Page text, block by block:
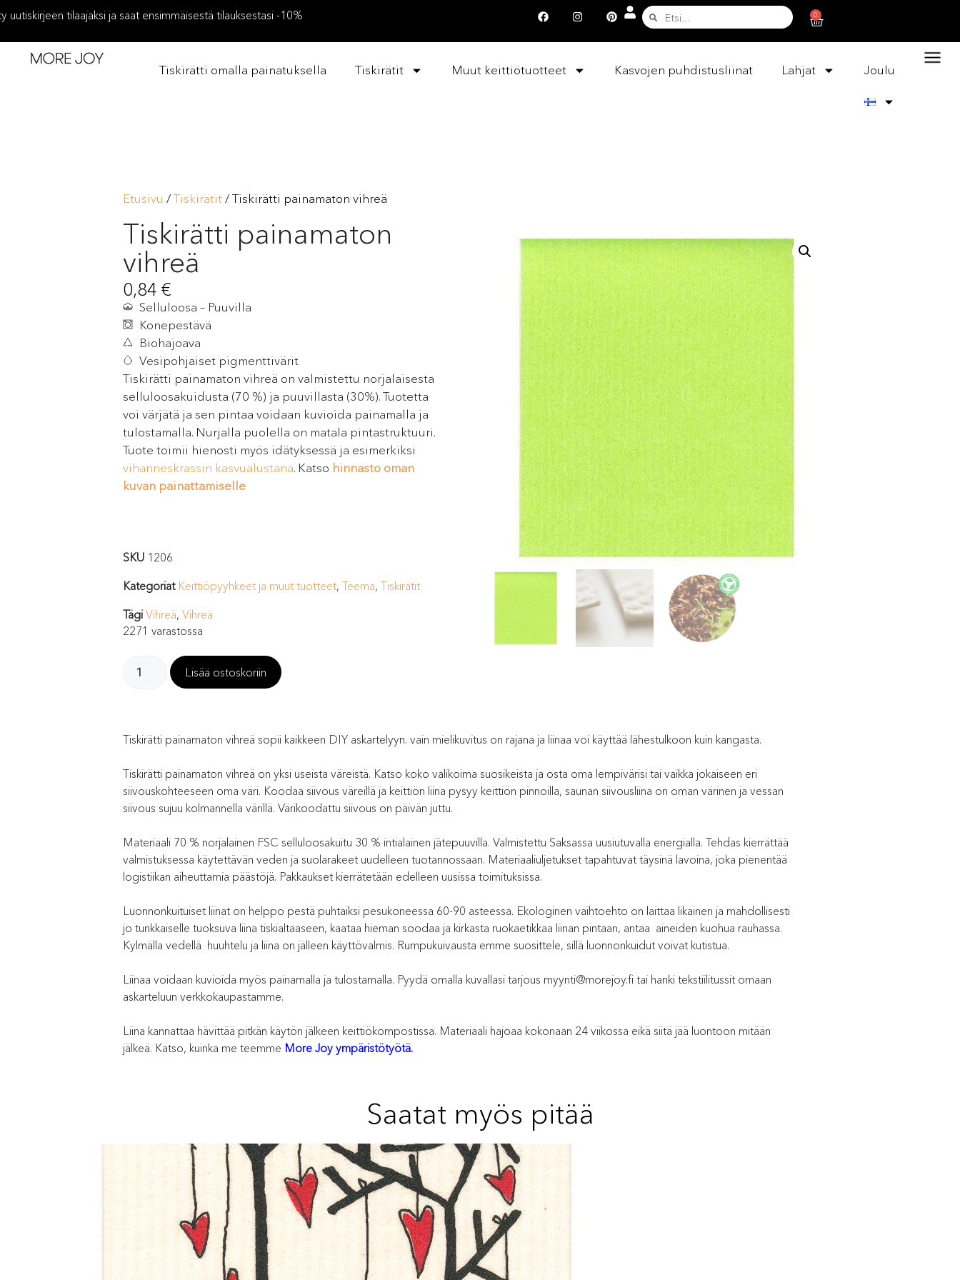
0
uutiskirjeen tilaajaksi ja saat ensimmäisestä tilauksestasi -10%
Tiskirätti omalla painatuksella Tiskirätit Muut keittiötuotteet Kasvojen puhdistusliinat Lahjat Joulu
Etusivu /Tiskirätit/ Tiskirätti painamaton vihreä
Tiskirätti painamaton
vihreä
0,84 €
Selluloosa – Puuvilla
Konepestävä
Biohajoava
Vesipohjaiset pigmenttivärit
Tiskirätti painamaton vihreä on valmistettu norjalaisesta
selluloosakuidusta (70 %) ja puuvillasta (30%). Tuotetta
voi värjätä ja sen pintaa voidaan kuvioida painamalla ja
tulostamalla. Nurjalla puolella on matala pintastruktuuri.
Tuote toimii hienosti myös idätyksessä ja esimerkiksi
vihanneskrassin kasvualustana. Katso hinnasto oman
kuvan painattamiselle
SKU 1206
Kategoriat Keittiöpyyhkeet ja muut tuotteet, Teema, Tiskirätit
Tägi Vihreä, Vihreä
2271 varastossa
Lisää ostoskoriin
Tiskirätti painamaton vihreä sopii kaikkeen DIY askartelyyn. vain mielikuvitus on rajana ja liinaa voi käyttää lähestulkoon kuin kangasta.
Tiskirätti painamaton vihreä on yksi useista väreistä. Katso koko valikoima suosikeista ja osta oma lempivärisi tai vaikka jokaiseen eri
siivouskohteeseen oma väri. Koodaa siivous väreillä ja keittiön liina pysyy keittiön pinnoilla, saunan siivousliina on oman värinen ja vessan
siivous sujuu kolmannella värillä. Värikoodattu siivous on päivän juttu.
Materiaali 70 % norjalainen FSC selluloosakuitu 30 % intialainen jätepuuvilla. Valmistettu Saksassa uusiutuvalla energialla. Tehdas kierrättää
valmistuksessa käytettävän veden ja suolarakeet uudelleen tuotannossaan. Materiaaliuljetukset tapahtuvat täysinä lavoina, joka pienentää
logistiikan aiheuttamia päästöjä. Pakkaukset kierrätetään edelleen uusissa toimituksissa.
Luonnonkuituiset liinat on helppo pestä puhtaiksi pesukoneessa 60-90 asteessa. Ekologinen vaihtoehto on laittaa likainen ja mahdollisesti
jo tunkkaiselle tuoksuva liina tiskialtaaseen, kaataa hieman soodaa ja kirkasta ruokaetikkaa liinan pintaan, antaa aineiden kuohua rauhassa.
Kylmälla vedellä huuhtelu ja liina on jälleen käyttövalmis. Rumpukuivausta emme suosittele, sillä luonnonkuidut voivat kutistua.
Liinaa voidaan kuvioida myös painamalla ja tulostamalla. Pyydä omalla kuvallasi tarjous myynti@morejoy.fi tai hanki tekstiilitussit omaan
askarteluun verkkokaupastamme.
Liina kannattaa hävittää pitkän käytön jälkeen keittiökompostissa. Materiaali hajoaa kokonaan 24 viikossa eikä siitä jää luontoon mitään
jälkeä. Katso, kuinka me teemme More Joy ympäristötyötä.
Saatat myös pitää